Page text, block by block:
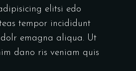
elitsi edo
tempor incididunt
emagna aliqua. Ut
dano ris veniam quis